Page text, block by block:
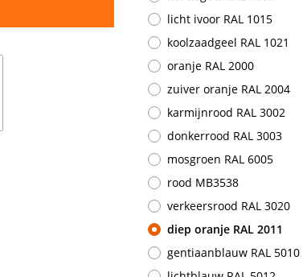
licht ivoor RAL 1015
koolzaadgeel RAL 1021
oranje RAL 2000
zuiver oranje RAL 2004
karmijnrood RAL 3002
donkerrood RAL 3003
mosgroen RAL 6005
rood MB3538
verkeersrood RAL 3020
diep oranje RAL 2011
gentiaanblauw RAL 5010